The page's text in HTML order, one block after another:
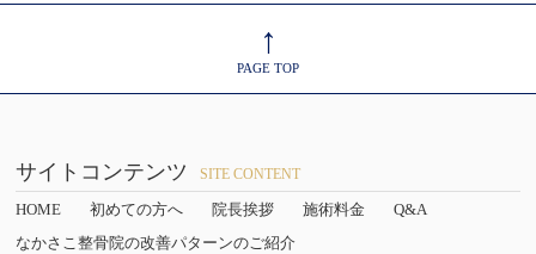
↑
PAGE TOP
サイトコンテンツ SITE CONTENT
HOME 初めての方へ 院長挨拶 施術料金
Q&A
なかさこ整骨院の改善パターンのご紹介